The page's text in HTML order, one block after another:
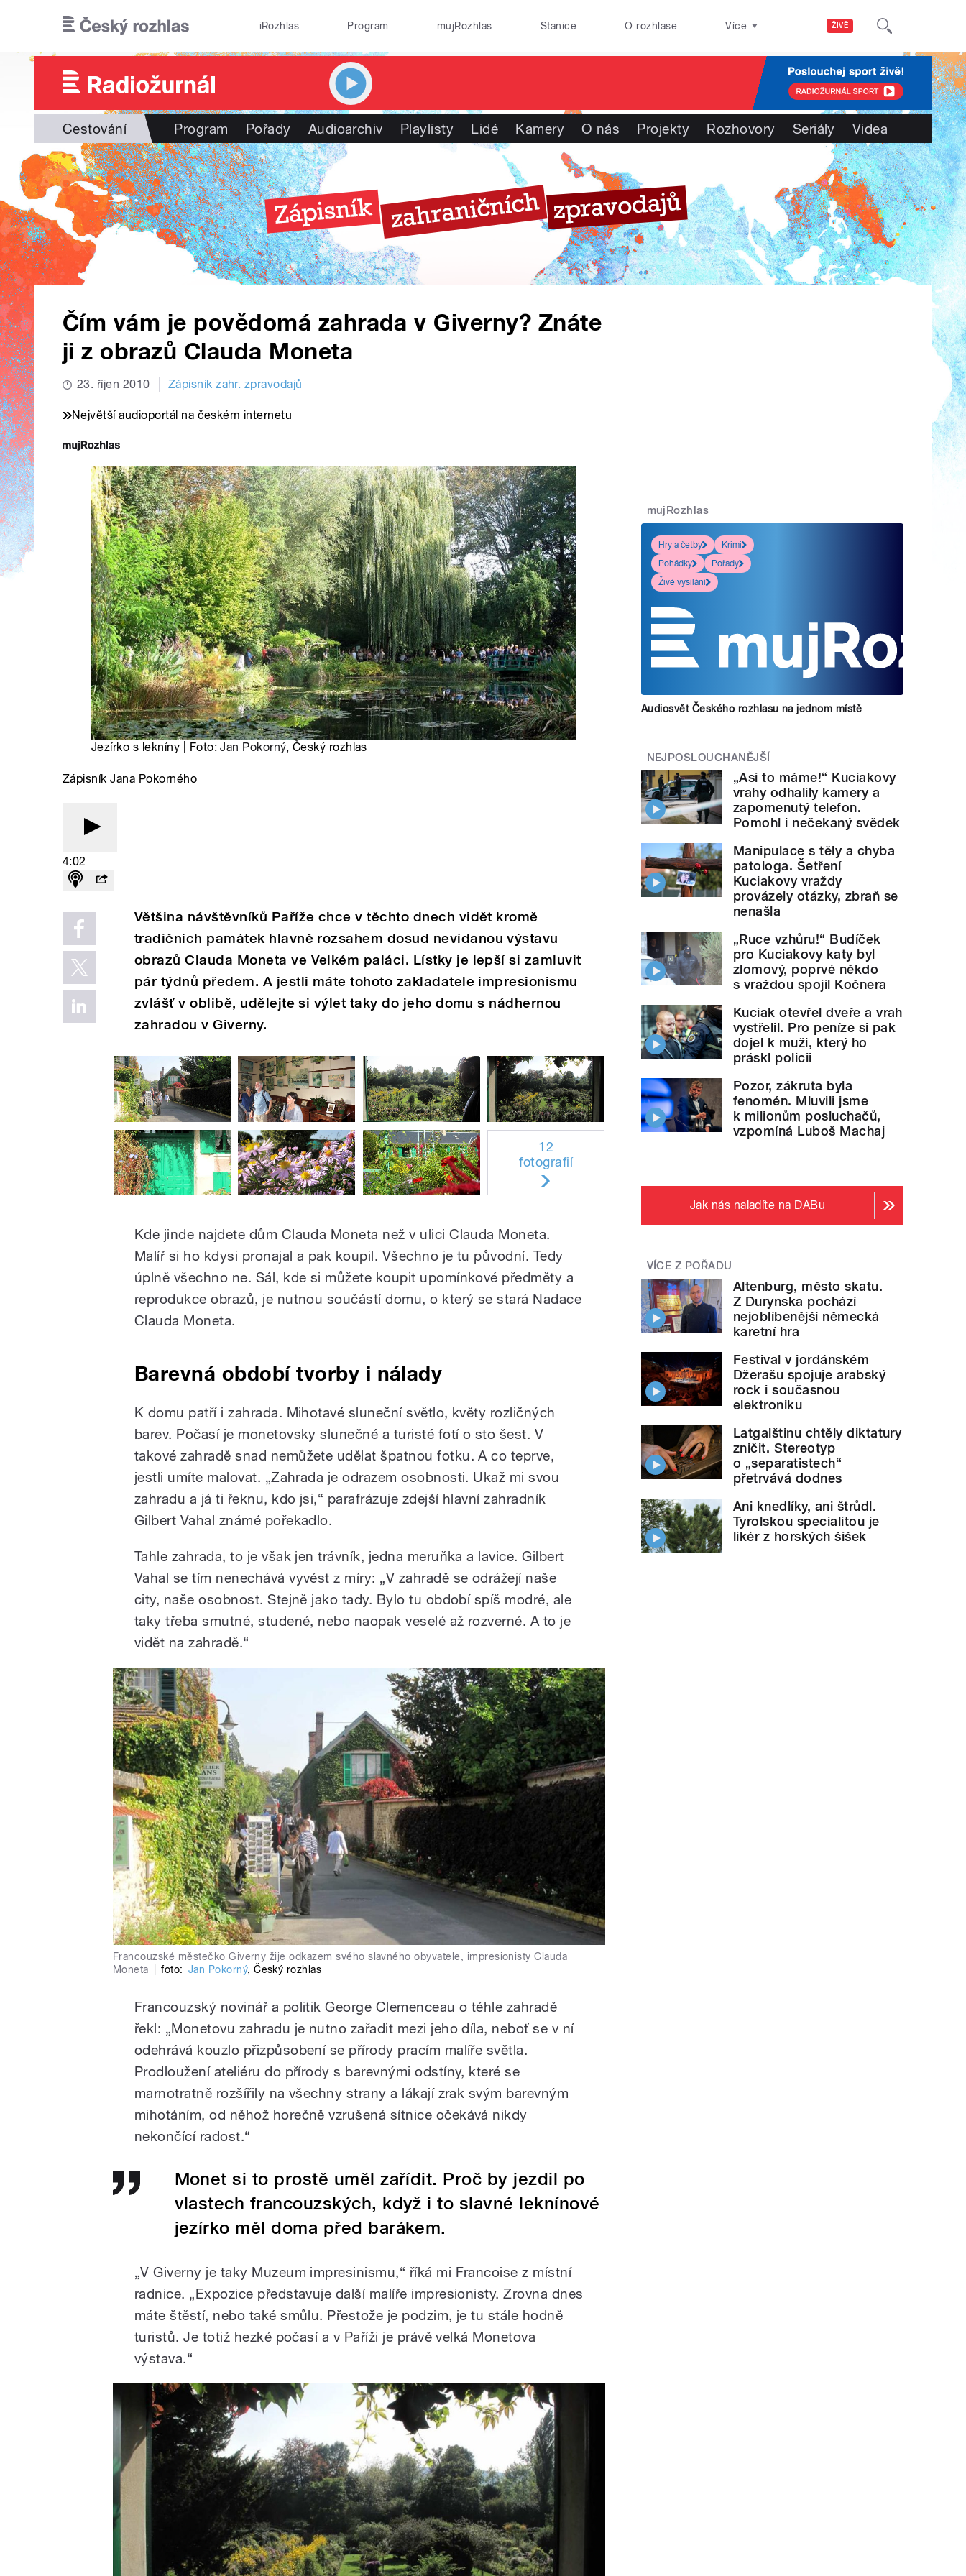
ŽIVĚ
iRozhlas Program mujRozhlas Stanice O rozhlase Více
Cestování Program Pořady Audioarchiv Playlisty Lidé Kamery O nás Projekty Rozhovory Seriály Videa
Čím vám je povědomá zahrada v Giverny? Znáte
ji z obrazů Clauda Moneta
23. říjen 2010 Zápisník zahr. zpravodajů
Největší audioportál na českém internetu
Jezírko s lekníny | Foto:Jan Pokorný, Český rozhlas
Zápisník Jana Pokorného
4:02
Většina návštěvníků Paříže chce v těchto dnech vidět kromě
tradičních památek hlavně rozsahem dosud nevídanou výstavu
obrazů Clauda Moneta ve Velkém paláci. Lístky je lepší si zamluvit
pár týdnů předem. A jestli máte tohoto zakladatele impresionismu
zvlášť v oblibě, udělejte si výlet taky do jeho domu s nádhernou
zahradou v Giverny.
12
fotografií
Kde jinde najdete dům Clauda Moneta než v ulici Clauda Moneta.
Malíř si ho kdysi pronajal a pak koupil. Všechno je tu původní. Tedy
úplně všechno ne. Sál, kde si můžete koupit upomínkové předměty a
reprodukce obrazů, je nutnou součástí domu, o který se stará Nadace
Clauda Moneta.
Barevná období tvorby i nálady
K domu patří i zahrada. Mihotavé sluneční světlo, květy rozličných
barev. Počasí je monetovsky slunečné a turisté fotí o sto šest. V
takové zahradě snad nemůžete udělat špatnou fotku. A co teprve,
jestli umíte malovat. „Zahrada je odrazem osobnosti. Ukaž mi svou
zahradu a já ti řeknu, kdo jsi,“ parafrázuje zdejší hlavní zahradník
Gilbert Vahal známé pořekadlo.
Tahle zahrada, to je však jen trávník, jedna meruňka a lavice. Gilbert
Vahal se tím nenechává vyvést z míry: „V zahradě se odrážejí naše
city, naše osobnost. Stejně jako tady. Bylo tu období spíš modré, ale
taky třeba smutné, studené, nebo naopak veselé až rozverné. A to je
vidět na zahradě.“
Francouzské městečko Giverny žije odkazem svého slavného obyvatele, impresionisty Clauda
Moneta
foto: Jan Pokorný,Český rozhlas
Francouzský novinář a politik George Clemenceau o téhle zahradě
řekl: „Monetovu zahradu je nutno zařadit mezi jeho díla, neboť se v ní
odehrává kouzlo přizpůsobení se přírody pracím malíře světla.
Prodloužení ateliéru do přírody s barevnými odstíny, které se
marnotratně rozšířily na všechny strany a lákají zrak svým barevným
mihotáním, od něhož horečně vzrušená sítnice očekává nikdy
nekončící radost.“
Monet si to prostě uměl zařídit. Proč by jezdil po
vlastech francouzských, když i to slavné leknínové
jezírko měl doma před barákem.
„V Giverny je taky Muzeum impresinismu,“ říká mi Francoise z místní
radnice. „Expozice představuje další malíře impresionisty. Zrovna dnes
máte štěstí, nebo také smůlu. Přestože je podzim, je tu stále hodně
turistů. Je totiž hezké počasí a v Paříži je právě velká Monetova
výstava.“
mujRozhlas
Hry a četby
Krimi
Pohádky
Pořady
Živé vysílání
Audiosvět Českého rozhlasu na jednom místě
NEJPOSLOUCHANĚJŠÍ
„Asi to máme!“ Kuciakovy
vrahy odhalily kamery a
zapomenutý telefon.
Pomohl i nečekaný svědek
Manipulace s těly a chyba
patologa. Šetření
Kuciakovy vraždy
provázely otázky, zbraň se
nenašla
„Ruce vzhůru!“ Budíček
pro Kuciakovy katy byl
zlomový, poprvé někdo
s vraždou spojil Kočnera
Kuciak otevřel dveře a vrah
vystřelil. Pro peníze si pak
dojel k muži, který ho
práskl policii
Pozor, zákruta byla
fenomén. Mluvili jsme
k milionům posluchačů,
vzpomíná Luboš Machaj
Jak nás naladíte na DABu
VÍCE Z POŘADU
Altenburg, město skatu.
Z Durynska pochází
nejoblíbenější německá
karetní hra
Festival v jordánském
Džerašu spojuje arabský
rock i současnou
elektroniku
Latgalštinu chtěly diktatury
zničit. Stereotyp
o „separatistech“
přetrvává dodnes
Ani knedlíky, ani štrůdl.
Tyrolskou specialitou je
likér z horských šišek